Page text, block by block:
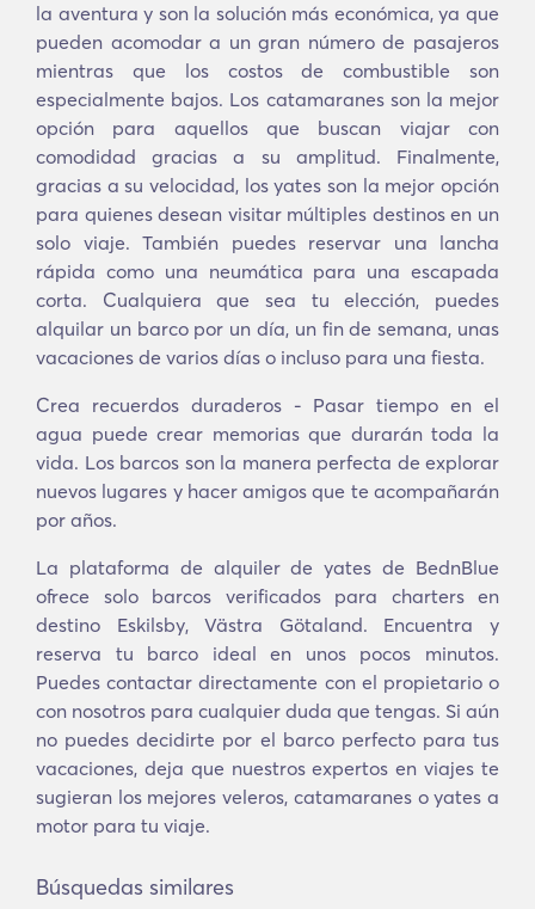
la aventura y son la solución más económica, ya que
pueden acomodar a un gran número de pasajeros
mientras que los costos de combustible son
especialmente bajos. Los catamaranes son la mejor
opción para aquellos que buscan viajar con
comodidad gracias a su amplitud. Finalmente,
gracias a su velocidad, los yates son la mejor opción
para quienes desean visitar múltiples destinos en un
solo viaje. También puedes reservar una lancha
rápida como una neumática para una escapada
corta. Cualquiera que sea tu elección, puedes
alquilar un barco por un día, un fin de semana, unas
vacaciones de varios días o incluso para una fiesta.
Crea recuerdos duraderos - Pasar tiempo en el
agua puede crear memorias que durarán toda la
vida. Los barcos son la manera perfecta de explorar
nuevos lugares y hacer amigos que te acompañarán
por años.
La plataforma de alquiler de yates de BednBlue
ofrece solo barcos verificados para charters en
destino Eskilsby, Västra Götaland. Encuentra y
reserva tu barco ideal en unos pocos minutos.
Puedes contactar directamente con el propietario o
con nosotros para cualquier duda que tengas. Si aún
no puedes decidirte por el barco perfecto para tus
vacaciones, deja que nuestros expertos en viajes te
sugieran los mejores veleros, catamaranes o yates a
motor para tu viaje.
Búsquedas similares